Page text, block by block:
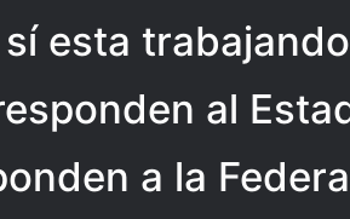
esta
al
a la